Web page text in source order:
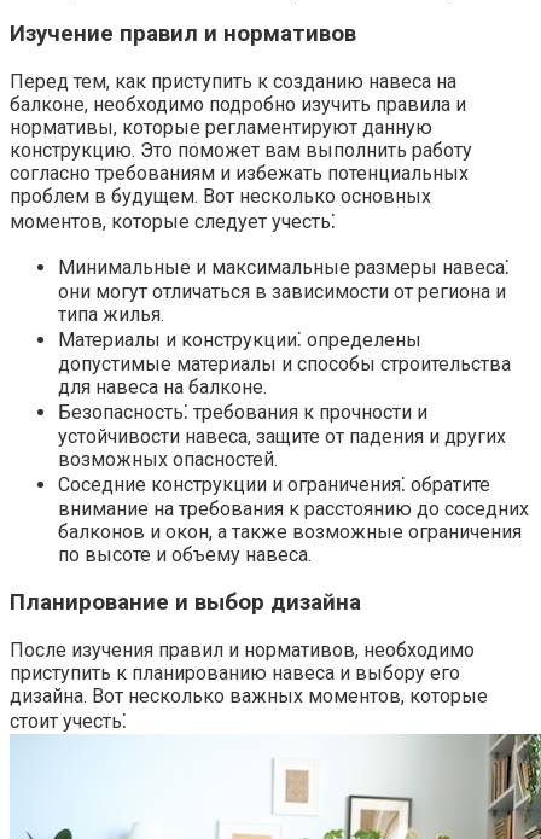
Изучение правил и нормативов
Перед тем, как приступить к созданию навеса на
балконе, необходимо подробно изучить правила и
нормативы, которые регламентируют данную
конструкцию.​ Это поможет вам выполнить работу
согласно требованиям и избежать потенциальных
проблем в будущем.​ Вот несколько основных
моментов, которые следует учесть⁚
Минимальные и максимальные размеры навеса⁚
они могут отличаться в зависимости от региона и
типа жилья.​
Материалы и конструкции⁚ определены
допустимые материалы и способы строительства
для навеса на балконе.​
Безопасность⁚ требования к прочности и
устойчивости навеса, защите от падения и других
возможных опасностей.
Соседние конструкции и ограничения⁚ обратите
внимание на требования к расстоянию до соседних
балконов и окон, а также возможные ограничения
по высоте и объему навеса.​
Планирование и выбор дизайна
После изучения правил и нормативов, необходимо
приступить к планированию навеса и выбору его
дизайна. Вот несколько важных моментов, которые
стоит учесть⁚